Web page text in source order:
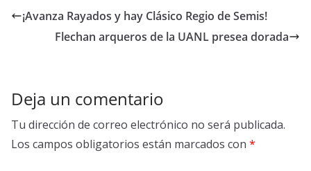
b
o
er e
¡Avanza Rayados y hay Clásico Regio de Semis!
Flechan arqueros de la UANL presea dorada
Deja un comentario
Tu dirección de correo electrónico no será publicada.
Los campos obligatorios están marcados con *